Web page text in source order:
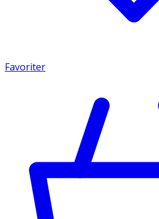
Favoriter